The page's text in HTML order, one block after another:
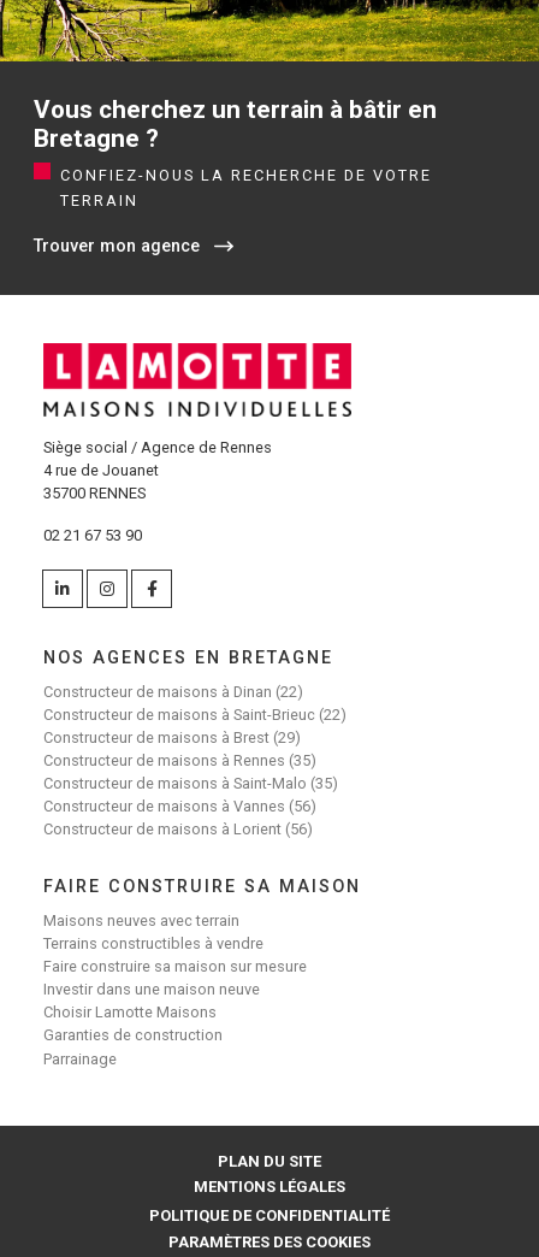
Vous cherchez un terrain à bâtir en
Bretagne ?
CONFIEZ-NOUS LA RECHERCHE DE VOTRE
TERRAIN
Trouver mon agence
Siège social / Agence de Rennes
4 rue de Jouanet
35700 RENNES
02 21 67 53 90
NOS AGENCES EN BRETAGNE
Constructeur de maisons à Dinan (22)
Constructeur de maisons à Saint-Brieuc (22)
Constructeur de maisons à Brest (29)
Constructeur de maisons à Rennes (35)
Constructeur de maisons à Saint-Malo (35)
Constructeur de maisons à Vannes (56)
Constructeur de maisons à Lorient (56)
FAIRE CONSTRUIRE SA MAISON
Maisons neuves avec terrain
Terrains constructibles à vendre
Faire construire sa maison sur mesure
Investir dans une maison neuve
Choisir Lamotte Maisons
Garanties de construction
Parrainage
PLAN DU SITE
MENTIONS LÉGALES
POLITIQUE DE CONFIDENTIALITÉ
PARAMÈTRES DES COOKIES